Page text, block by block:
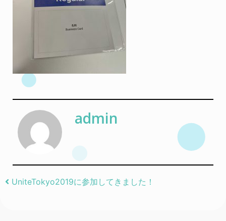
admin
Post navigation
UniteTokyo2019に参加してきました！